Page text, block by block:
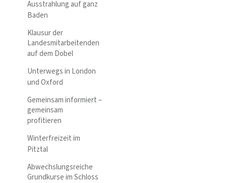
Ausstrahlung auf ganz
Baden
Klausur der
Landesmitarbeitenden
auf dem Dobel
Unterwegs in London
und Oxford
Gemeinsam informiert –
gemeinsam
profitieren
Winterfreizeit im
Pitztal
Abwechslungsreiche
Grundkurse im Schloss